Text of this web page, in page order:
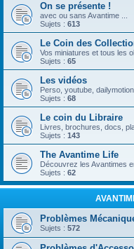
On se présente !
avec ou sans Avantime ...
Sujets : 613
Le Coin des
Vos miniatures et tous les
Sujets : 65
Les vidéos
Perso, youtube,
Sujets : 68
Le coin du Libraire
Livres, brochures, docs,
Sujets : 143
The Avantime Life
Découvrez les Avantimes
Sujets : 62
Problèmes
Sujets : 572